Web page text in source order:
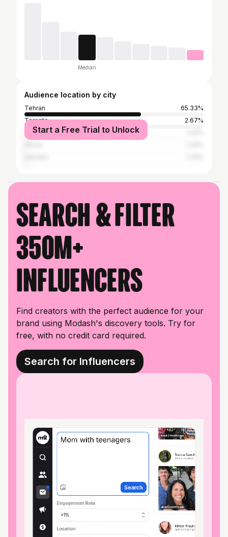
Median
Audience location by city
Tehran
65.33%
Toronto
2.67%
Saint Petersburg
Start a Free Trial to Unlock
Search & filter
350M+
influencers
Find creators with the perfect audience for your
brand using Modash's discovery tools. Try for
free, with no credit card required.
Search for Influencers